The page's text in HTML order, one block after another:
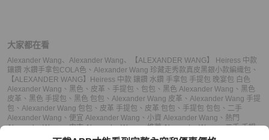
大家都在看
Alexander Wang、 Alexander Wang、
【ALEXANDER WANG】 Heiress 中款
鑲鑽 水鑽手拿包COLA色 、 Alexander Wang 珍藏走秀款真皮黑銀小款編織包 、
【ALEXANDER WANG】Heiress 中款 鑲鑽 水鑽 手拿包 手提包 晚宴包 白色
Alexander Wang 、 黑色 、 皮革 、 手提包 、 包包 、 黑色 Alexander Wang 、 黑色
皮革 、 黑色 手提包 、 黑色 包包 、 Alexander Wang 皮革 、 Alexander Wang 手提
包 、 Alexander Wang 包包 、 皮革 手提包 、 皮革 包包 、 手提包 包包 、 二手
Alexander Wang 、 便宜 Alexander Wang 、 小資 Alexander Wang 、 熱門
Alexander Wang、中古 Alexander Wang、推薦 Alexander Wang、二手 手提
便宜 手提包、小資 手提包、熱門 手提包 、 中古 手提包、推薦 手提包